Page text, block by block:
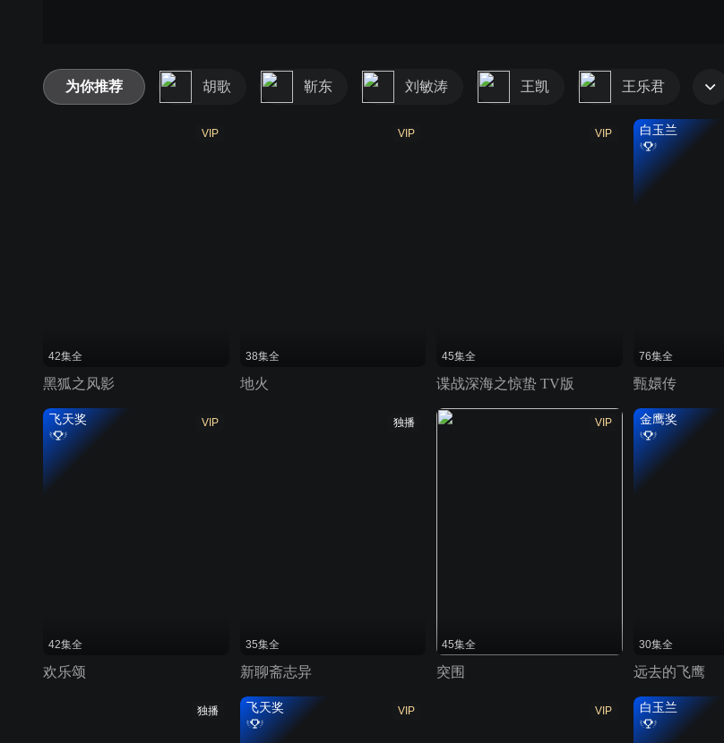
为你推荐 胡歌 靳东 刘敏涛 王凯 王乐君
VIP
42集全
黑狐之风影
VIP
38集全
地火
VIP
45集全
谍战深海之惊蛰 TV版
白玉兰
76集全
甄嬛传
VIP
飞天奖
42集全
欢乐颂
独播
35集全
新聊斋志异
VIP
45集全
突围
金鹰奖
30集全
远去的飞鹰
独播 VIP
飞天奖 VIP 白玉兰